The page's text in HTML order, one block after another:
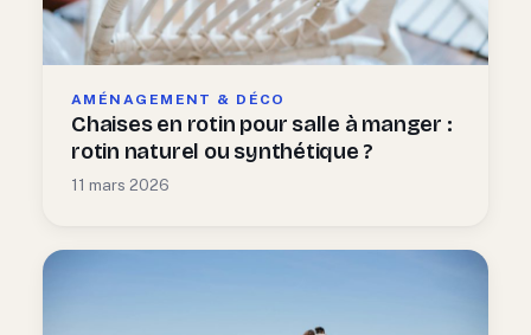
AMÉNAGEMENT & DÉCO
Chaises en rotin pour salle à manger :
rotin naturel ou synthétique ?
11 mars 2026